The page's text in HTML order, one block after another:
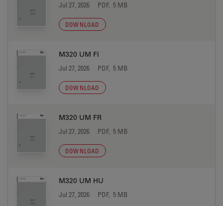
Jul 27, 2026 PDF, 5 MB
DOWNLOAD
M320 UM FI
Jul 27, 2026 PDF, 5 MB
DOWNLOAD
M320 UM FR
Jul 27, 2026 PDF, 5 MB
DOWNLOAD
M320 UM HU
Jul 27, 2026 PDF, 5 MB